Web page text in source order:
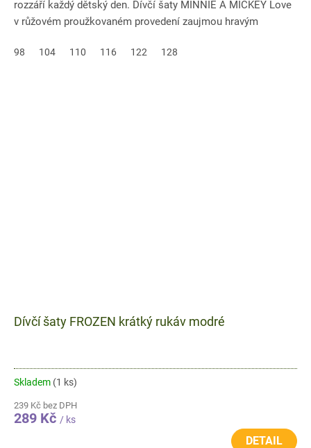
rozzáří každý dětský den. Dívčí šaty MINNIE A MICKEY Love
v růžovém proužkovaném provedení zaujmou hravým
98 104 110 116 122 128
Dívčí šaty FROZEN krátký rukáv modré
Skladem (1 ks)
239 Kč bez DPH
289 Kč / ks
DETAIL